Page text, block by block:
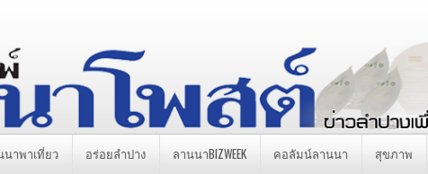
นาพาเที่ยว อร่อยลำปาง ลานนาBIZWEEK คอลัมน์ลานนา สุขภาพ